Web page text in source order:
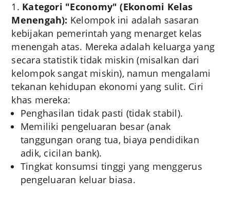
Kategori "Economy" (Ekonomi Kelas
Menengah): Kelompok ini adalah sasaran
kebijakan pemerintah yang menarget kelas
menengah atas. Mereka adalah keluarga yang
secara statistik tidak miskin (misalkan dari
kelompok sangat miskin), namun mengalami
tekanan kehidupan ekonomi yang sulit. Ciri
khas mereka:
Penghasilan tidak pasti (tidak stabil).
Memiliki pengeluaran besar (anak
tanggungan orang tua, biaya pendidikan
adik, cicilan bank).
Tingkat konsumsi tinggi yang menggerus
pengeluaran keluar biasa.